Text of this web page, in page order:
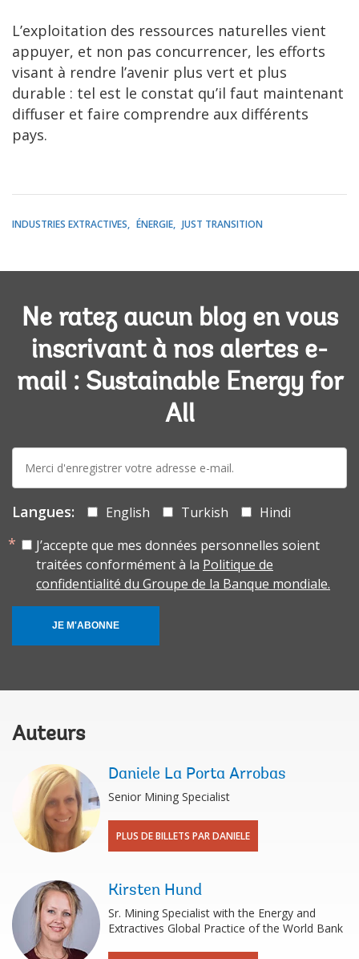
L’exploitation des ressources naturelles vient
appuyer, et non pas concurrencer, les efforts
visant à rendre l’avenir plus vert et plus
durable : tel est le constat qu’il faut maintenant
diffuser et faire comprendre aux différents
pays.
INDUSTRIES EXTRACTIVES ÉNERGIE JUST TRANSITION
Ne ratez aucun blog en vous
inscrivant à nos alertes e-
mail : Sustainable Energy for
All
mail:
Langues: English Turkish
Hindi
J’accepte que mes données personnelles soient
traitées conformément à la Politique de
confidentialité du Groupe de la Banque mondiale.
JE M'ABONNE
Auteurs
Daniele La Porta Arrobas
Senior Mining Specialist
PLUS DE BILLETS PAR DANIELE
Kirsten Hund
Sr. Mining Specialist with the Energy and
Extractives Global Practice of the World Bank